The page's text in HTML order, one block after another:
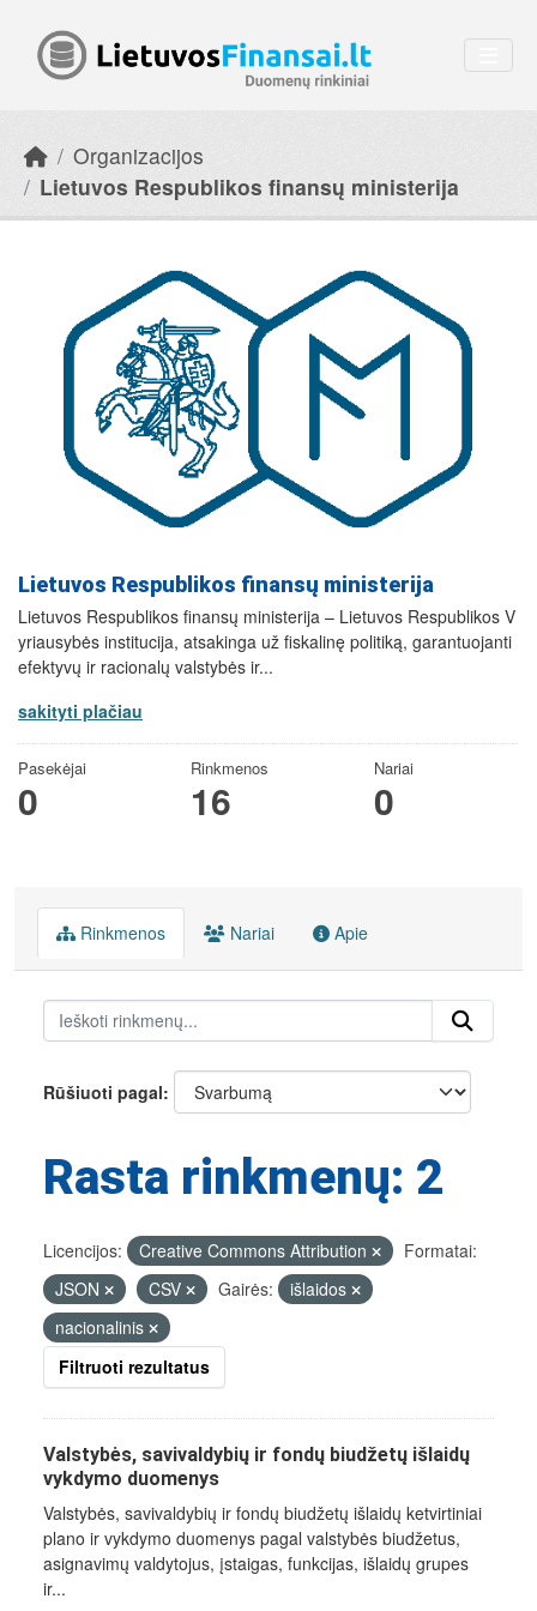
Organizacijos
Lietuvos Respublikos finansų ministerija
Lietuvos Respublikos finansų ministerija
Lietuvos Respublikos finansų ministerija – Lietuvos Respublikos V
yriausybės institucija, atsakinga už fiskalinę politiką, garantuojanti
efektyvų ir racionalų valstybės ir...
sakityti plačiau
Pasekėjai
0
Rinkmenos
16
Nariai
0
Rinkmenos Nariai Apie
Rūšiuoti pagal
Rasta rinkmenų: 2
Licencijos: Creative Commons Attribution
Formatai:
JSON
CSV Gairės:
išlaidos
nacionalinis
Filtruoti rezultatus
Valstybės, savivaldybių ir fondų biudžetų išlaidų
vykdymo duomenys
Valstybės, savivaldybių ir fondų biudžetų išlaidų ketvirtiniai
plano ir vykdymo duomenys pagal valstybės biudžetus,
asignavimų valdytojus, įstaigas, funkcijas, išlaidų grupes
ir...